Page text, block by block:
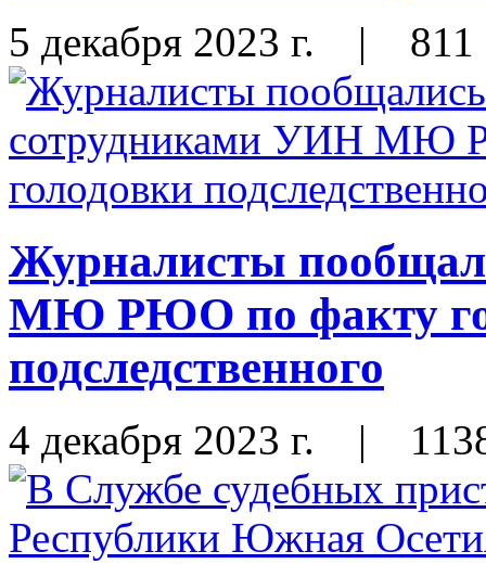
5 декабря 2023 г. | 811
Журналисты
МЮ РЮО по факту
подследственного
4 декабря 2023 г. |